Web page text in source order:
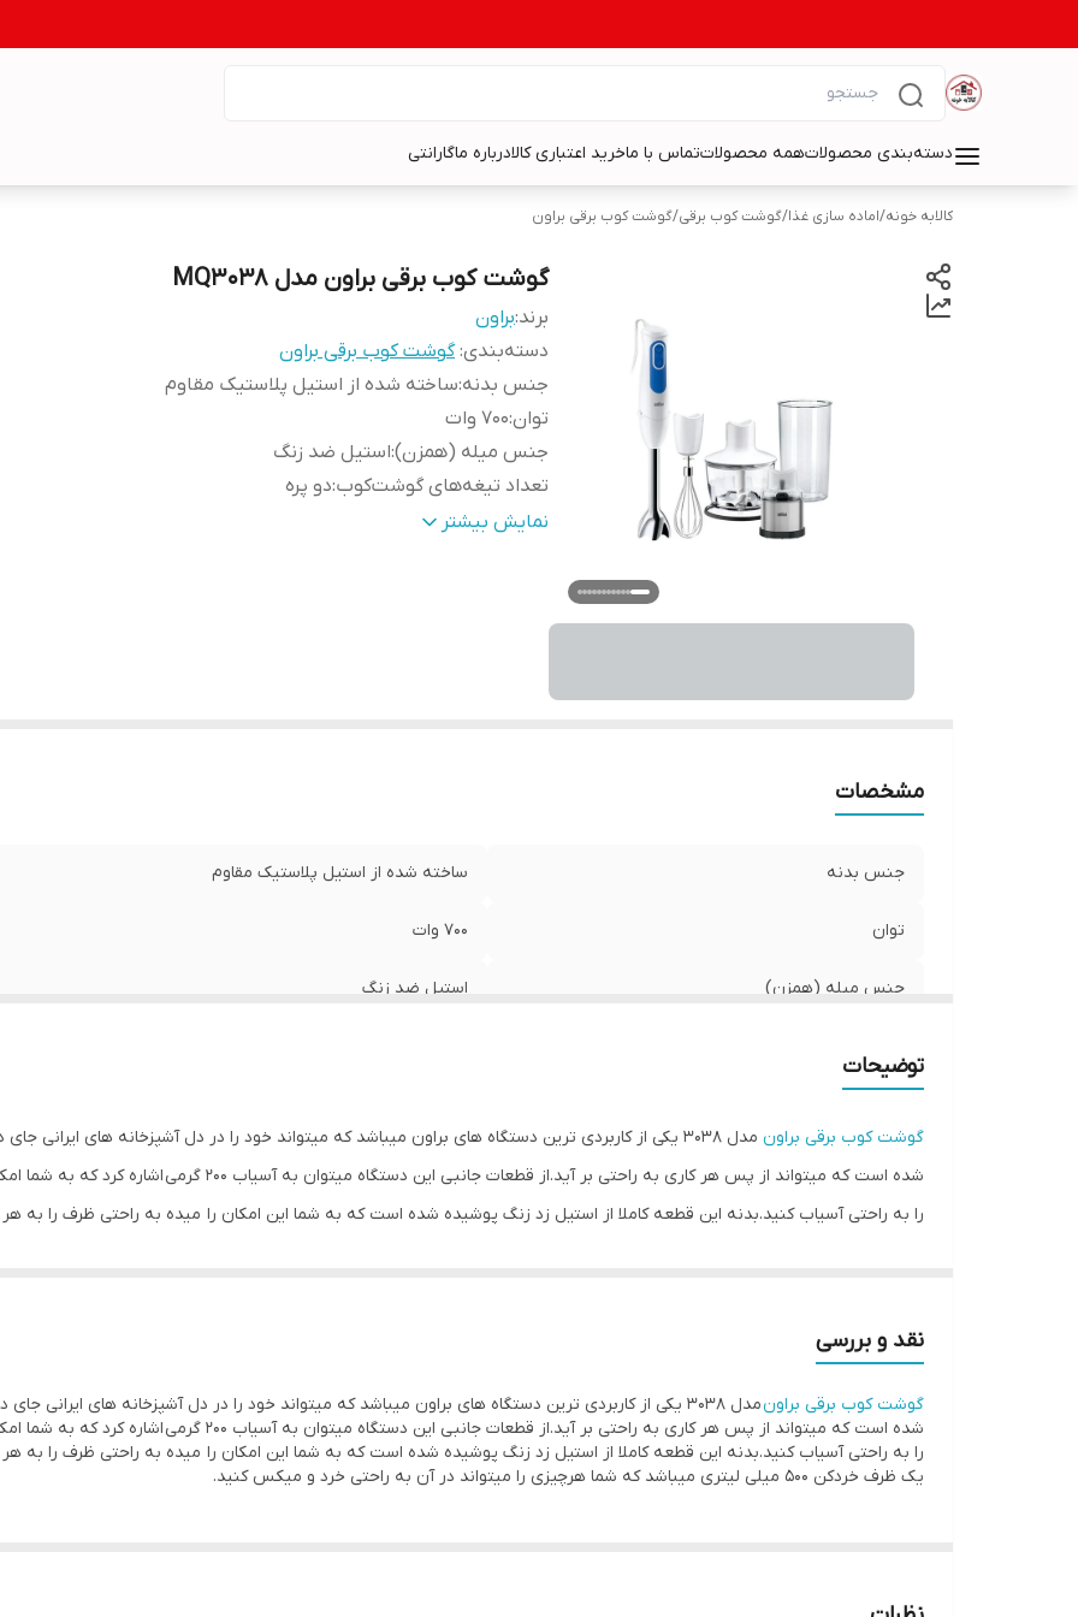
دسته‌بندی محصولاتهمه محصولاتتماس با ماخرید اعتباری کالادرباره ماگارانتی
کالابه خونه/اماده سازی غذا/گوشت کوب برقی/گوشت کوب برقی براون
گوشت کوب برقی براون مدل MQ3038
برند:براون
دسته‌بندی:گوشت کوب برقی براون
جنس بدنه:ساخته شده از استیل پلاستیک مقاوم
توان:700 وات
جنس میله (همزن):استیل ضد زنگ
تعداد تیغه‌های گوشت‌کوب:دو پره
جنس ظرف خردکن
نمایش بیشتر
مشخصات
جنس بدنه ساخته شده از استیل پلاستیک مقاوم
توان 700 وات
جنس میله (همزن) استیل ضد زنگ
سایر اقلام همراه محصول لیوان،ظرف خردکن،پره همزن،مخزن استیل آسیاب
توضیحات
گوشت کوب برقی براون
شده است که میتواند از پس هر کاری به راحتی بر آید.از قطعات
را به راحتی آسیاب کنید.بدنه این قطعه کاملا از استیل زد زنگ پوشیده شده است که به شما این امکان را میده به راحتی ظرف را
نقد و بررسی
گوشت کوب برقی براون
شده است که میتواند از پس هر کاری به راحتی بر آید.از قطعات
را به راحتی آسیاب کنید.بدنه این قطعه کاملا از استیل زد زنگ پوشیده شده است که به شما این امکان را میده به راحتی ظرف را
یک ظرف خردکن 500 میلی لیتری میباشد که شما هرچیزی را میتواند در آن به راحتی خرد و میکس کنید.